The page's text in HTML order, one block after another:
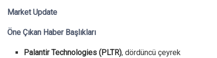
Market Update
Öne Çıkan Haber Başlıkları
Palantir Technologies (PLTR), dördüncü çeyrek